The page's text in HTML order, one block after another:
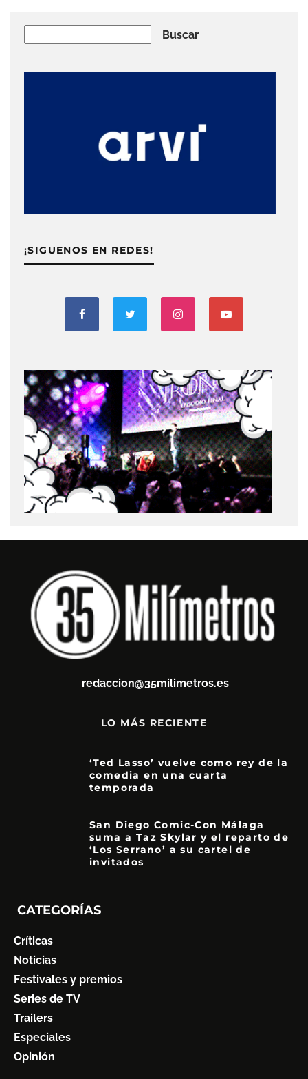
Buscar
¡SIGUENOS EN REDES!
redaccion@35milimetros.es
LO MÁS RECIENTE
‘Ted Lasso’ vuelve como rey de la
comedia en una cuarta
temporada
San Diego Comic-Con Málaga
suma a Taz Skylar y el reparto de
‘Los Serrano’ a su cartel de
invitados
CATEGORÍAS
Críticas
Noticias
Festivales y premios
Series de TV
Trailers
Especiales
Opinión